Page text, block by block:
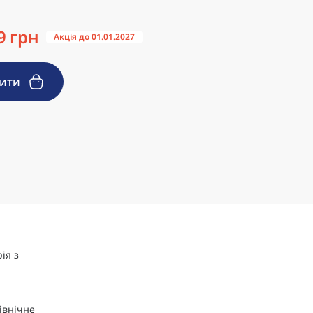
грн Акція до 01.01.2027
з